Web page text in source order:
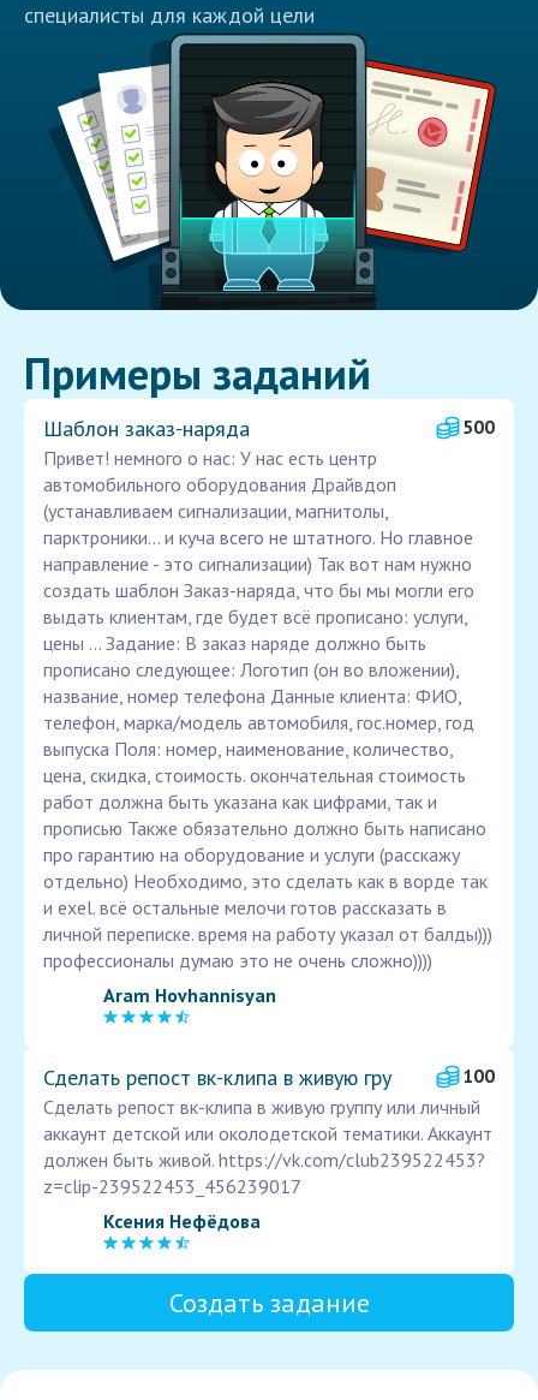
специалисты для каждой цели
Примеры заданий
Шаблон заказ‑наряда
500
Привет! немного о нас: У нас есть центр
автомобильного оборудования Драйвдоп
(устанавливаем сигнализации, магнитолы,
парктроники... и куча всего не штатного. Но главное
направление - это сигнализации) Так вот нам нужно
создать шаблон Заказ-наряда, что бы мы могли его
выдать клиентам, где будет всё прописано: услуги,
цены ... Задание: В заказ наряде должно быть
прописано следующее: Логотип (он во вложении),
название, номер телефона Данные клиента: ФИО,
телефон, марка/модель автомобиля, гос.номер, год
выпуска Поля: номер, наименование, количество,
цена, скидка, стоимость. окончательная стоимость
работ должна быть указана как цифрами, так и
прописью Также обязательно должно быть написано
про гарантию на оборудование и услуги (расскажу
отдельно) Необходимо, это сделать как в ворде так
и exel. всё остальные мелочи готов рассказать в
личной переписке. время на работу указал от балды)))
профессионалы думаю это не очень сложно))))
Aram Hovhannisyan
Сделать репост вк-клипа в живую гру
100
Сделать репост вк-клипа в живую группу или личный
аккаунт детской или околодетской тематики. Аккаунт
должен быть живой. https://vk.com/club239522453?
z=clip-239522453_456239017
Ксения Нефёдова
Создать задание